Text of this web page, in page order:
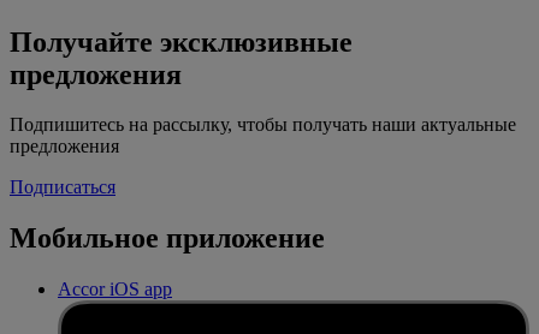
Получайте эксклюзивные
предложения
Подпишитесь на рассылку, чтобы получать наши актуальные
предложения
Подписаться
Мобильное приложение
Accor iOS app